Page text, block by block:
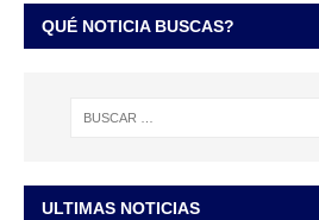
QUÉ NOTICIA BUSCAS?
ULTIMAS NOTICIAS